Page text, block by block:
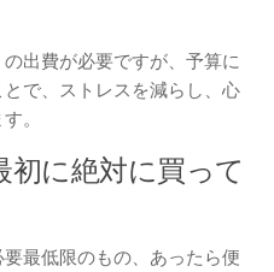
出費が必要ですが、予算に
で、ストレスを減らし、心
。
に絶対に買って
最低限のもの、あったら便